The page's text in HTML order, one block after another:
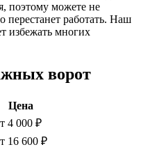
поэтому можете не
перестанет работать. Наш
избежать многих
ворот
Цена
4 000 ₽
16 600 ₽